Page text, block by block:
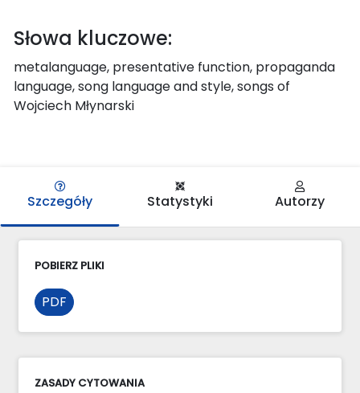
Słowa kluczowe:
metalanguage, presentative function, propaganda
language, song language and style, songs of
Wojciech Młynarski
Szczegóły Statystyki Autorzy
POBIERZ PLIKI
PDF
ZASADY CYTOWANIA